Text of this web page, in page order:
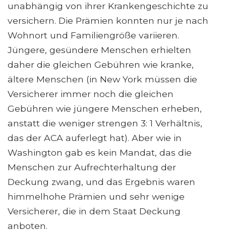
unabhängig von ihrer Krankengeschichte zu
versichern. Die Prämien konnten nur je nach
Wohnort und Familiengröße variieren.
Jüngere, gesündere Menschen erhielten
daher die gleichen Gebühren wie kranke,
ältere Menschen (in New York müssen die
Versicherer immer noch die gleichen
Gebühren wie jüngere Menschen erheben,
anstatt die weniger strengen 3: 1 Verhältnis,
das der ACA auferlegt hat). Aber wie in
Washington gab es kein Mandat, das die
Menschen zur Aufrechterhaltung der
Deckung zwang, und das Ergebnis waren
himmelhohe Prämien und sehr wenige
Versicherer, die in dem Staat Deckung
anboten.